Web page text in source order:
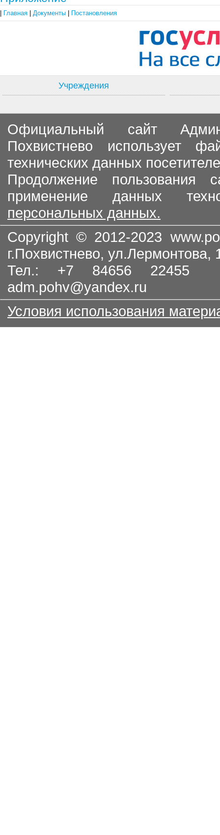
Главная Документы Постановления
Учреждения
Официальный сайт
Похвистнево использует
технических данных
Продолжение пользования
применение данных
персональных данных.
Copyright © 2012-2023
г.Похвистнево, ул.Лермонтова,
Тел.: +7 84656
adm.pohv@yandex.ru
Условия использования